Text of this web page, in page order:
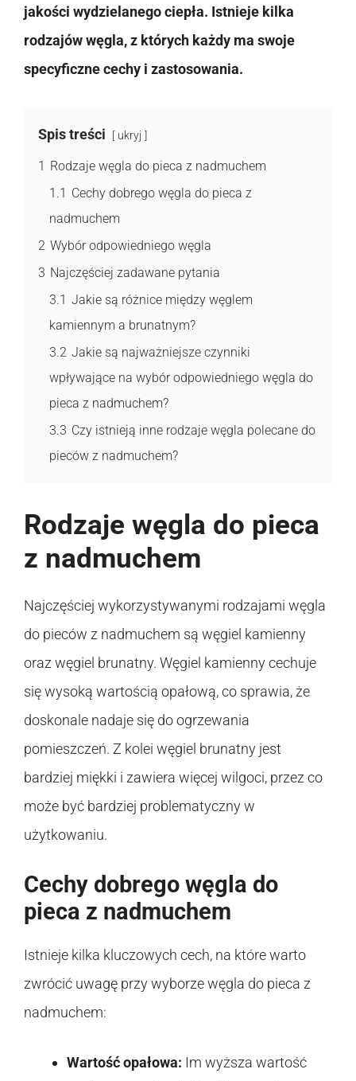
jakości wydzielanego ciepła. Istnieje kilka
rodzajów węgla, z których każdy ma swoje
specyficzne cechy i zastosowania.
Spis treści ukryj
1 Rodzaje węgla do pieca z nadmuchem
1.1 Cechy dobrego węgla do pieca z
nadmuchem
2 Wybór odpowiedniego węgla
3 Najczęściej zadawane pytania
3.1 Jakie są różnice między węglem
kamiennym a brunatnym?
3.2 Jakie są najważniejsze czynniki
wpływające na wybór odpowiedniego węgla do
pieca z nadmuchem?
3.3 Czy istnieją inne rodzaje węgla polecane do
pieców z nadmuchem?
Rodzaje węgla do pieca
z nadmuchem
Najczęściej wykorzystywanymi rodzajami węgla
do pieców z nadmuchem są węgiel kamienny
oraz węgiel brunatny. Węgiel kamienny cechuje
się wysoką wartością opałową, co sprawia, że
doskonale nadaje się do ogrzewania
pomieszczeń. Z kolei węgiel brunatny jest
bardziej miękki i zawiera więcej wilgoci, przez co
może być bardziej problematyczny w
użytkowaniu.
Cechy dobrego węgla do
pieca z nadmuchem
Istnieje kilka kluczowych cech, na które warto
zwrócić uwagę przy wyborze węgla do pieca z
nadmuchem:
Wartość opałowa: Im wyższa wartość